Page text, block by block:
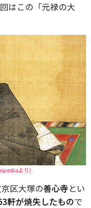
はこの「元禄の大
より）
区大塚の善心寺とい
軒が焼失したもので